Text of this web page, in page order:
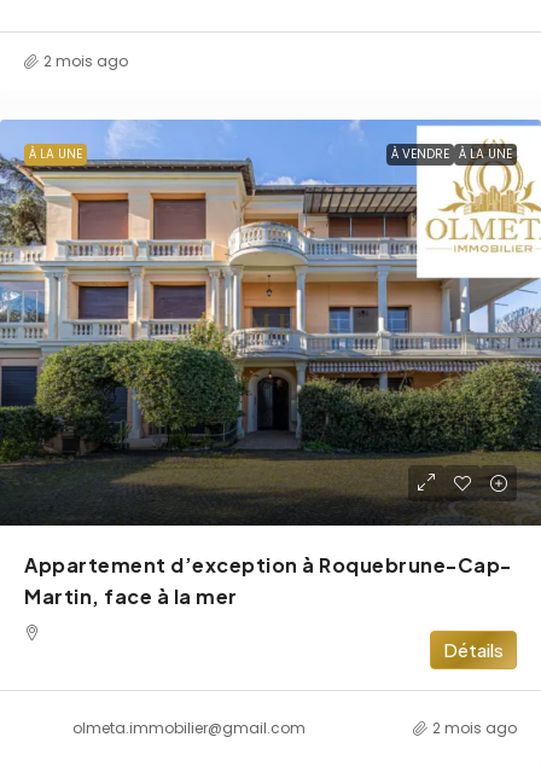
2 mois ago
À LA UNE À VENDRE À LA UNE
Appartement d’exception à Roquebrune-Cap-
Martin, face à la mer
Détails
olmeta.immobilier@gmail.com 2 mois ago